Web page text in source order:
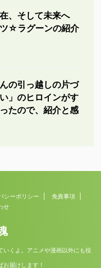
、そして未来へ
☆ラグーンの紹介
んの引っ越しの片づ
」のヒロインがす
たので、紹介と感
シーポリシー
免責事項
せ
いくよ。アニメや漫画以外にも役
届けします！